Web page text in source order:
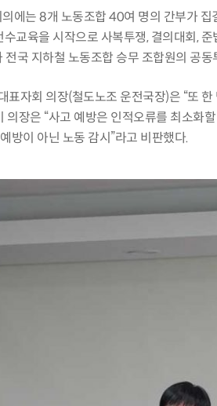
에는8개 노동조합40여 명의 간부가 집
수교육을 시작으로 사복투쟁,결의대회,준
국 지하철 노동조합 승무 조합원의 공
표자회 의장(철도노조 운전국장)은 “또 한
의장은 “사고 예방은 인적오류를 최소화
방이 아닌 노동 감시 ”라고 비판했다.